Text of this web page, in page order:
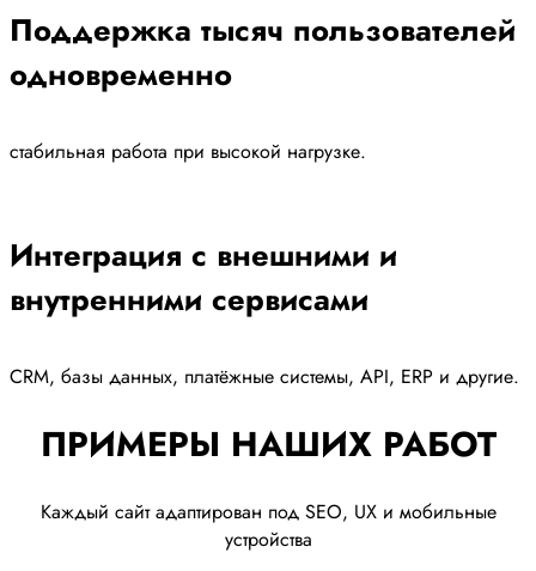
Поддержка тысяч пользователей
одновременно
стабильная работа при высокой нагрузке.
Интеграция с внешними и
внутренними сервисами
CRM, базы данных, платёжные системы, API, ERP и другие.
ПРИМЕРЫ НАШИХ РАБОТ
Каждый сайт адаптирован под SEO, UX и мобильные
устройства